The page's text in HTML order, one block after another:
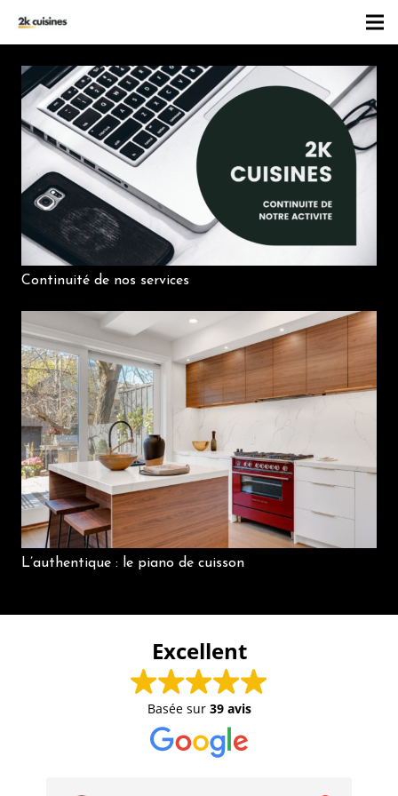
Continuité de nos services
L’authentique : le piano de cuisson
Excellent
Basée sur 39 avis